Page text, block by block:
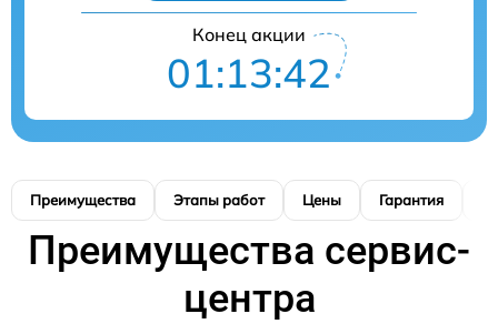
Конец акции
01:13:41
Преимущества Этапы работ Цены Гарантия
Преимущества сервис-
центра